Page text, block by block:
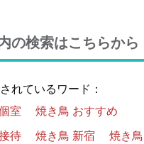
の検索はこちらから
れているワード：
室
焼き鳥 おすすめ
待
焼き鳥 新宿
焼き